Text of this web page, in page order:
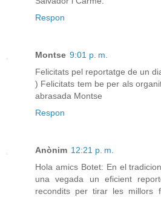
Respon
Montse 9:01 p. m.
Felicitats pel reportatge de un
) Felicitats tem be per als
abrasada Montse
Respon
Anònim 12:21 p. m.
Hola amics Botet: En el
una vegada un eficient
recondits per tirar les millors